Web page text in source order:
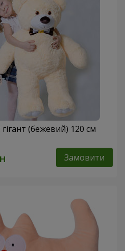
(бежевий) 120 см
Замовити